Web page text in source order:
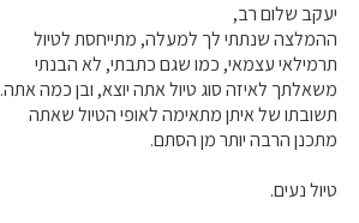
יעקב שלום רב,
ההמלצה שנתתי לך למעלה, מתייחסת לטיול
תרמילאי עצמאי, כמו שגם כתבתי, לא הבנתי
משאלתך לאיזה סוג טיול אתה יוצא, ובן כמה אתה.
תשובתו של איתן מתאימה לאופי הטיול שאתה
מתכנן הרבה יותר מן הסתם.
טיול נעים.